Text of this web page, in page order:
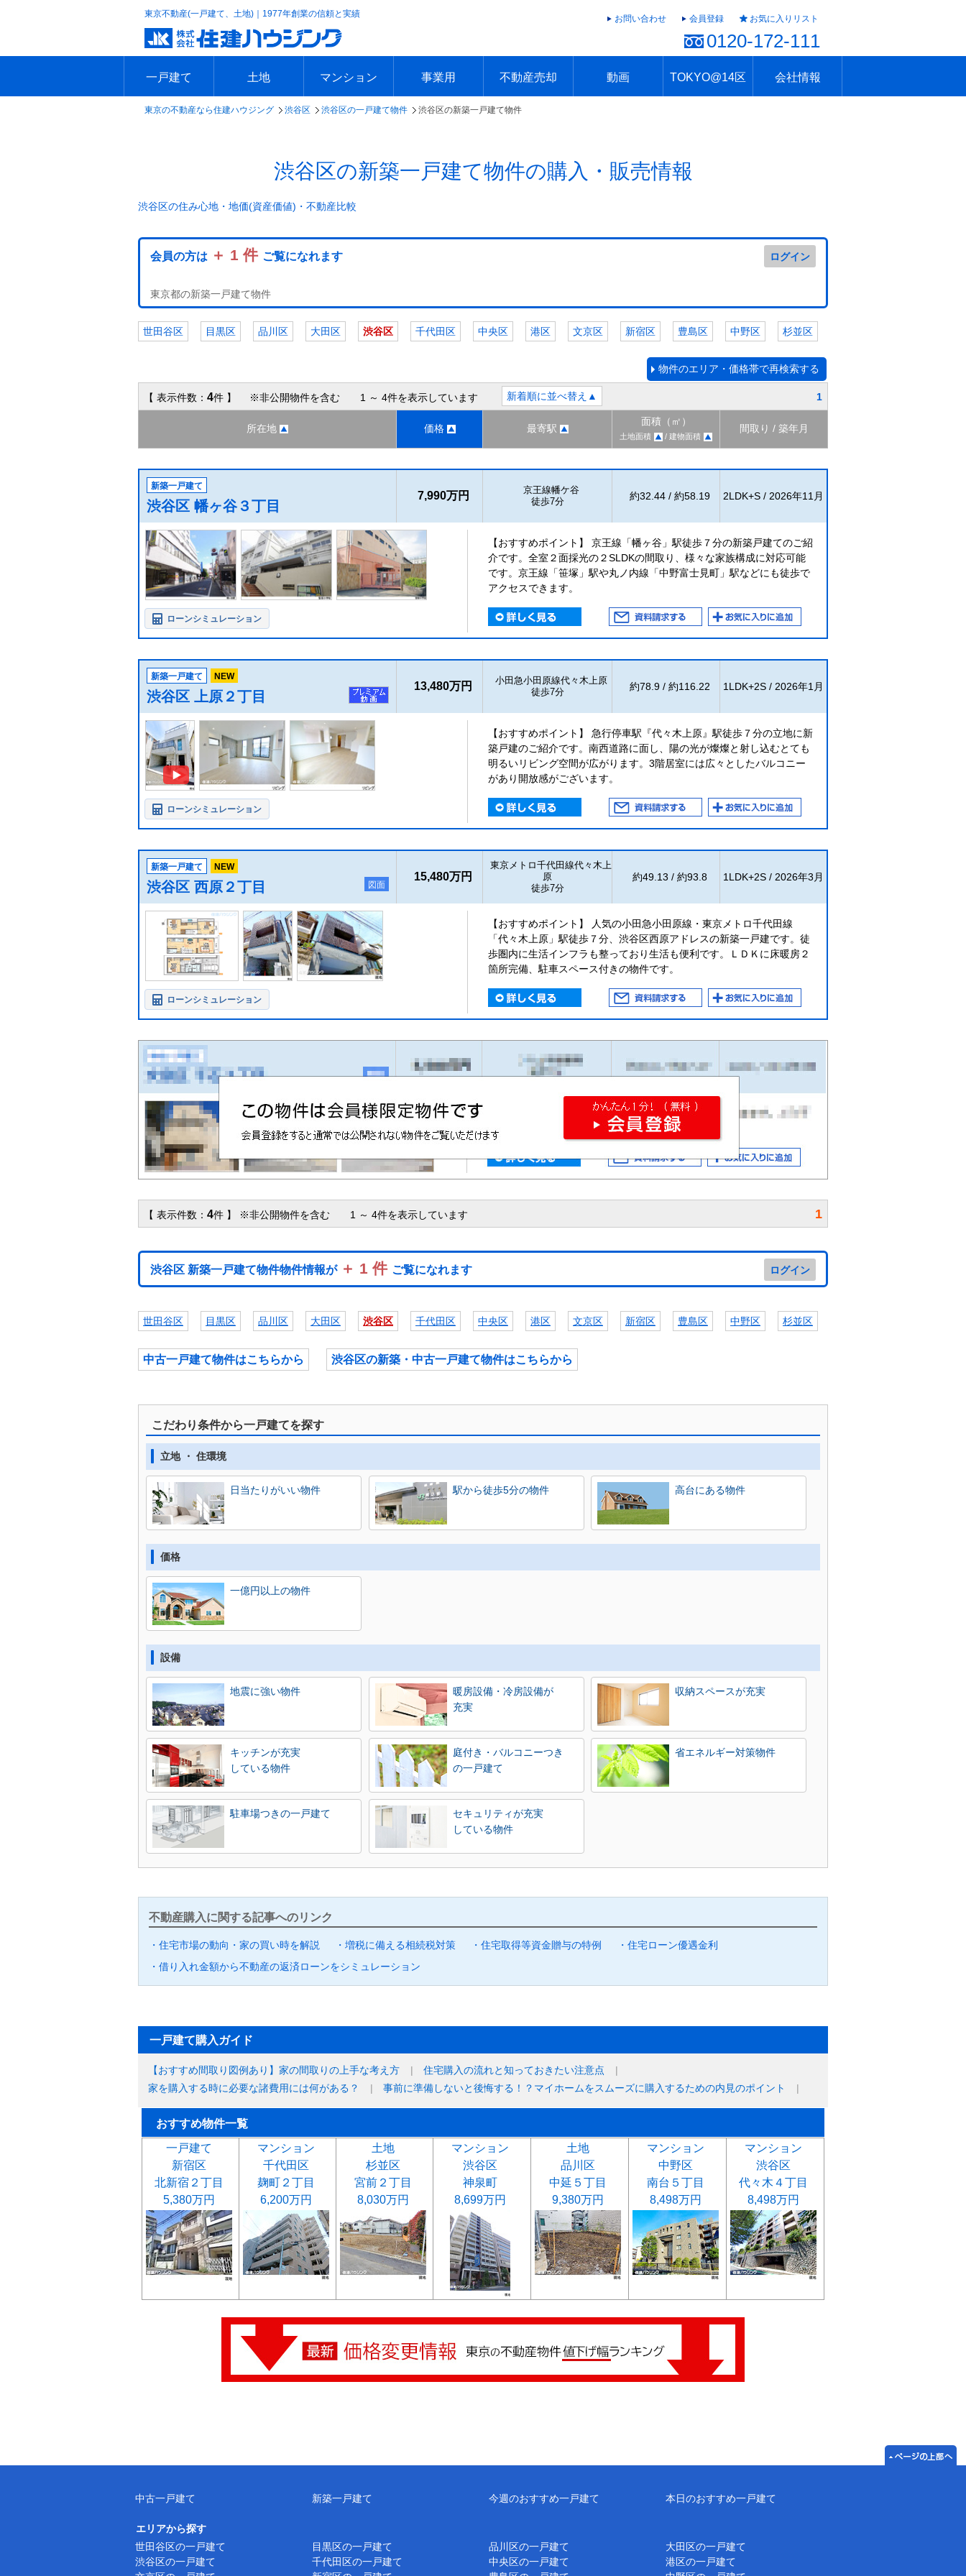
東京不動産(一戸建て、土地)｜1977年創業の信頼と実績
お問い合わせ 会員登録 お気に入りリスト
0120-172-111
一戸建て
エリアで探す
沿線で探す
新築一戸建て
中古一戸建て
本日の新着物件
今週の新着物件
土地
エリアで探す
沿線で探す
本日の新着物件
今週の新着物件
マンション
エリアで探す
沿線で探す
本日の新着物件
今週の新着物件
事業用
エリアで探す
沿線で探す
本日の新着物件
今週の新着物件
不動産売却
不動産売却トップ
簡単無料査定
不動産売却の流れ
不動産売却 Q&A
海外からの不動産売買
動画 TOKYO@14区 会社情報
東京の不動産なら住建ハウジング 渋谷区 渋谷区の一戸建て物件 渋谷区の新築一戸建て物件
渋谷区の新築一戸建て物件の購入・販売情報
渋谷区の住み心地・地価(資産価値)・不動産比較
会員の方は ＋ 1 件 ご覧になれます ログイン
東京都の新築一戸建て物件
世田谷区 目黒区 品川区 大田区 渋谷区 千代田区 中央区 港区 文京区 新宿区 豊島区 中野区 杉並区
物件のエリア・価格帯で再検索する
【 表示件数： 4件 】 ※非公開物件を含む 1 ～ 4件を表示しています 新着順に並べ替え▲ 1
所在地 価格 最寄駅
面積（㎡）
土地面積 / 建物面積
間取り / 築年月
新築一戸建て
渋谷区 幡ヶ谷３丁目
7,990万円
京王線幡ケ谷
徒歩7分
約32.44 / 約58.19 2LDK+S / 2026年11月
【おすすめポイント】 京王線「幡ヶ谷」駅徒歩７分の新築戸建てのご紹
介です。全室２面採光の２SLDKの間取り、様々な家族構成に対応可能
です。京王線「笹塚」駅や丸ノ内線「中野富士見町」駅などにも徒歩で
アクセスできます。
ローンシミュレーション
新築一戸建て NEW
渋谷区 上原２丁目
13,480万円
小田急小田原線代々木上原
徒歩7分
約78.9 / 約116.22 1LDK+2S / 2026年1月
【おすすめポイント】 急行停車駅『代々木上原』駅徒歩７分の立地に新
築戸建のご紹介です。南西道路に面し、陽の光が燦燦と射し込むとても
明るいリビング空間が広がります。3階居室には広々としたバルコニー
があり開放感がございます。
ローンシミュレーション
新築一戸建て NEW
渋谷区 西原２丁目 図面
15,480万円
東京メトロ千代田線代々木上
原
徒歩7分
約49.13 / 約93.8 1LDK+2S / 2026年3月
【おすすめポイント】 人気の小田急小田原線・東京メトロ千代田線
「代々木上原」駅徒歩７分、渋谷区西原アドレスの新築一戸建です。徒
歩圏内に生活インフラも整っており生活も便利です。ＬＤＫに床暖房２
箇所完備、駐車スペース付きの物件です。
ローンシミュレーション
【 表示件数： 4件 】 ※非公開物件を含む 1 ～ 4件を表示しています 1
渋谷区 新築一戸建て物件物件情報が ＋ 1 件 ご覧になれます ログイン
世田谷区 目黒区 品川区 大田区 渋谷区 千代田区 中央区 港区 文京区 新宿区 豊島区 中野区 杉並区
中古一戸建て物件はこちらから 渋谷区の新築・中古一戸建て物件はこちらから
こだわり条件から一戸建てを探す
立地 ・ 住環境
日当たりがいい物件 駅から徒歩5分の物件 高台にある物件
価格
一億円以上の物件
設備
地震に強い物件
暖房設備・冷房設備が
充実
収納スペースが充実
キッチンが充実
している物件
庭付き・バルコニーつき
の一戸建て
省エネルギー対策物件
駐車場つきの一戸建て
セキュリティが充実
している物件
不動産購入に関する記事へのリンク
・住宅市場の動向・家の買い時を解説 ・増税に備える相続税対策 ・住宅取得等資金贈与の特例
・住宅ローン優遇金利
・借り入れ金額から不動産の返済ローンをシミュレーション
一戸建て購入ガイド
【おすすめ間取り図例あり】家の間取りの上手な考え方
住宅購入の流れと知っておきたい注意点
家を購入する時に必要な諸費用には何がある？
事前に準備しないと後悔する！？マイホームをスムーズに購入するための内見のポイント
おすすめ物件一覧
一戸建て
新宿区
北新宿２丁目
5,380万円
マンション
千代田区
麹町２丁目
6,200万円
土地
杉並区
宮前２丁目
8,030万円
マンション
渋谷区
神泉町
8,699万円
土地
品川区
中延５丁目
9,380万円
マンション
中野区
南台５丁目
8,498万円
マンション
渋谷区
代々木４丁目
8,498万円
中古一戸建て 新築一戸建て 今週のおすすめ一戸建て 本日のおすすめ一戸建て
エリアから探す
世田谷区の一戸建て
目黒区の一戸建て 品川区の一戸建て
大田区の一戸建て
渋谷区の一戸建て
千代田区の一戸建て 中央区の一戸建て
港区の一戸建て